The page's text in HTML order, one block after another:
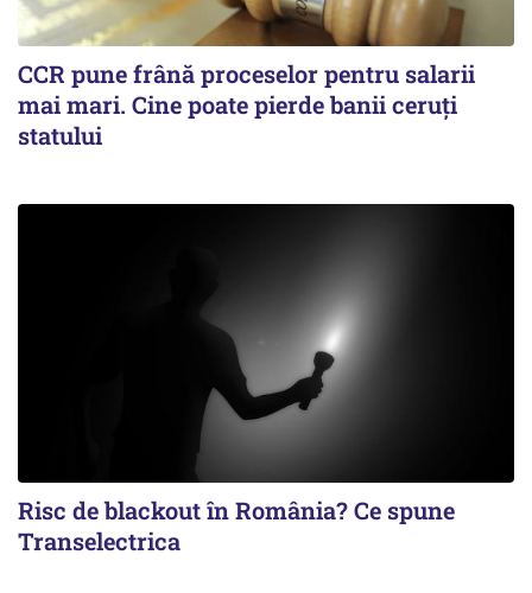
CCR pune frână proceselor pentru salarii
mai mari. Cine poate pierde banii ceruți
statului
Risc de blackout în România? Ce spune
Transelectrica